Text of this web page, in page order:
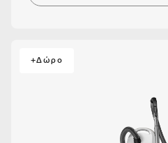
+Δώρο